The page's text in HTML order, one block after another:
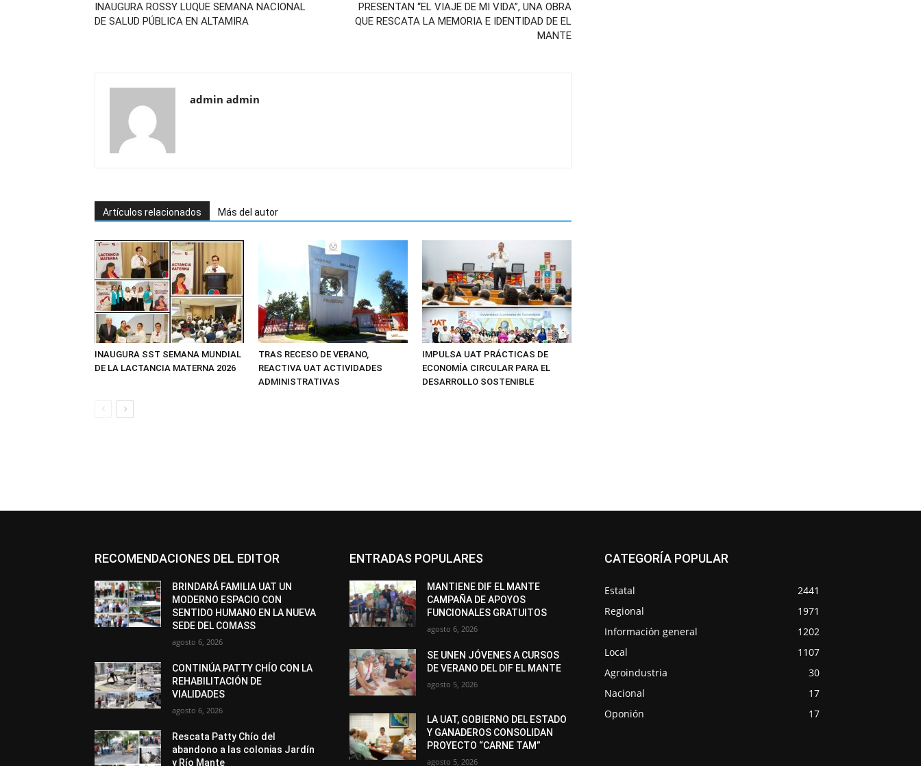
INAUGURA ROSSY LUQUE SEMANA NACIONAL
DE SALUD PÚBLICA EN ALTAMIRA
PRESENTAN “EL VIAJE DE MI VIDA”, UNA OBRA
QUE RESCATA LA MEMORIA E IDENTIDAD DE EL
MANTE
admin admin
Artículos relacionados Más del autor
INAUGURA SST SEMANA MUNDIAL
DE LA LACTANCIA MATERNA 2026
TRAS RECESO DE VERANO,
REACTIVA UAT ACTIVIDADES
ADMINISTRATIVAS
IMPULSA UAT PRÁCTICAS DE
ECONOMÍA CIRCULAR PARA EL
DESARROLLO SOSTENIBLE
RECOMENDACIONES DEL EDITOR
BRINDARÁ FAMILIA UAT UN
MODERNO ESPACIO CON
SENTIDO HUMANO EN LA NUEVA
SEDE DEL COMASS
agosto 6, 2026
CONTINÚA PATTY CHÍO CON LA
REHABILITACIÓN DE
VIALIDADES
agosto 6, 2026
Rescata Patty Chío del
abandono a las colonias Jardín
y Río Mante
ENTRADAS POPULARES
MANTIENE DIF EL MANTE
CAMPAÑA DE APOYOS
FUNCIONALES GRATUITOS
agosto 6, 2026
SE UNEN JÓVENES A CURSOS
DE VERANO DEL DIF EL MANTE
agosto 5, 2026
LA UAT, GOBIERNO DEL ESTADO
Y GANADEROS CONSOLIDAN
PROYECTO “CARNE TAM”
agosto 5, 2026
CATEGORÍA POPULAR
Estatal
2441
Regional
1971
Información general
1202
Local
1107
Agroindustria
30
Nacional
17
Oponión
17